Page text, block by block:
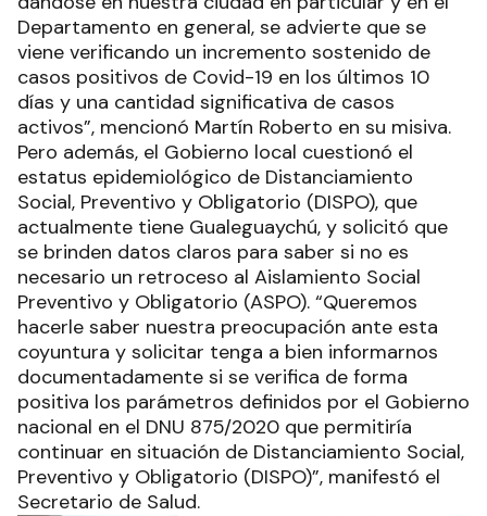
Departamento en general, se advierte que se
viene verificando un incremento sostenido de
casos positivos de Covid-19 en los últimos 10
días y una cantidad significativa de casos
activos”, mencionó Martín Roberto en su misiva.
Pero además, el Gobierno local cuestionó el
estatus epidemiológico de Distanciamiento
Social, Preventivo y Obligatorio (DISPO), que
actualmente tiene Gualeguaychú, y solicitó que
se brinden datos claros para saber si no es
necesario un retroceso al Aislamiento Social
Preventivo y Obligatorio (ASPO). “Queremos
hacerle saber nuestra preocupación ante esta
coyuntura y solicitar tenga a bien informarnos
documentadamente si se verifica de forma
positiva los parámetros definidos por el Gobierno
nacional en el DNU 875/2020 que permitiría
continuar en situación de Distanciamiento Social,
Preventivo y Obligatorio (DISPO)”, manifestó el
Secretario de Salud.